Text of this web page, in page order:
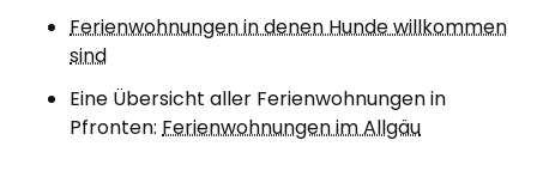
Ferienwohnungen in denen Hunde willkommen
sind
Eine Übersicht aller Ferienwohnungen in
Pfronten:Ferienwohnungen im Allgäu